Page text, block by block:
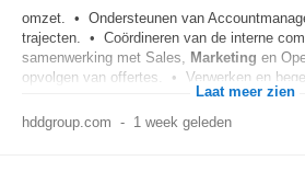
omzet. • Ondersteunen van
trajecten. • Coördineren van de interne
samenwerking met Sales, Marketing en
opvolgen van offertes. • Verwerken en
Laat meer zien
hddgroup.com - 1 week geleden